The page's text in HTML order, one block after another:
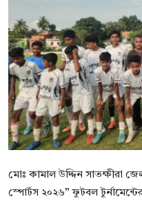
বিনোদন
বাণিজ্য
শিল্প ও সাহিত্য
জাতীয়
রাজনীতি
Bangla
মোঃ কামাল উদ্দিন সাতক্ষীরা
স্পোর্টস ২০২৬” ফুটবল